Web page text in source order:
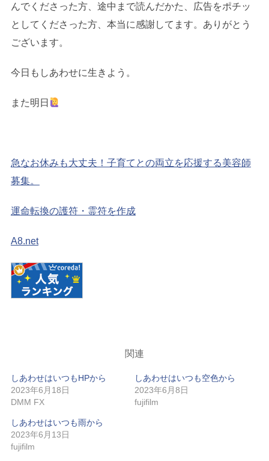
んでくださった方、途中まで読んだかた、広告をポチッ
としてくださった方、本当に感謝してます。ありがとう
ございます。
今日もしあわせに生きよう。
また明日
急なお休みも大丈夫！子育てとの両立を応援する美容師
募集。
運命転換の護符・霊符を作成
A8.net
関連
しあわせはいつもHPから
2023年6月18日
DMM FX
しあわせはいつも空色から
2023年6月8日
fujifilm
しあわせはいつも雨から
2023年6月13日
fujifilm